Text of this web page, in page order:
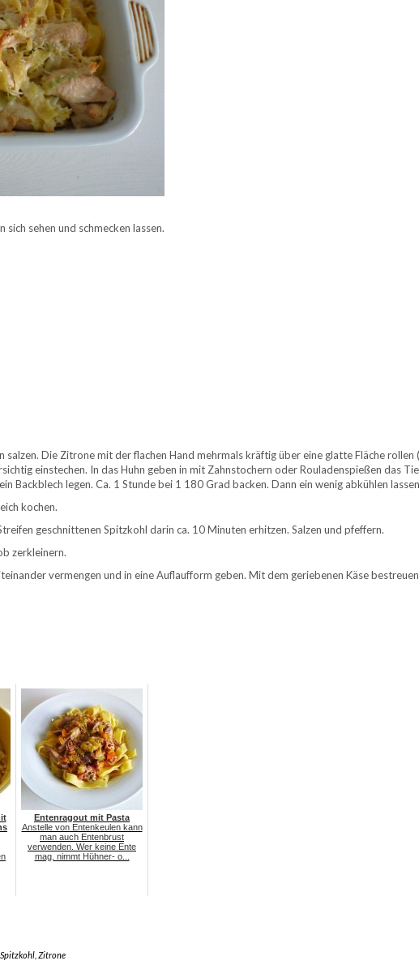
sehen und schmecken lassen.
salzen. Die Zitrone mit der flachen Hand mehrmals kräftig über eine glatte Fläche rollen
einstechen. In das Huhn geben in mit Zahnstochern oder Rouladenspießen das
Backblech legen. Ca. 1 Stunde bei 1 180 Grad backen. Dann ein wenig abkühlen
kochen.
geschnittenen Spitzkohl darin ca. 10 Minuten erhitzen. Salzen und pfeffern.
zerkleinern.
vermengen und in eine Auflaufform geben. Mit dem geriebenen Käse bestreuen
Entenragout mit Pasta
Anstelle von Entenkeulen kann
man auch Entenbrust
verwenden. Wer keine Ente
mag, nimmt Hühner- o...
Spitzkohl, Zitrone